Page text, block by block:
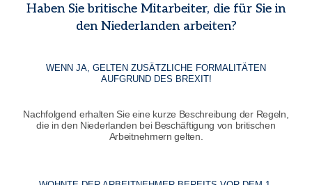
Haben Sie britische Mitarbeiter, die für Sie in
den Niederlanden arbeiten?
WENN JA, GELTEN ZUSÄTZLICHE FORMALITÄTEN
AUFGRUND DES BREXIT!
Nachfolgend erhalten Sie eine kurze Beschreibung der Regeln,
die in den Niederlanden bei Beschäftigung von britischen
Arbeitnehmern gelten.